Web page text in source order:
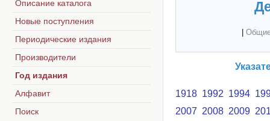
1918 1992 1994
2007 2008 2009
Описание каталога
Новые поступления
Периодические издания
Производители
Год издания
Алфавит
Поиск